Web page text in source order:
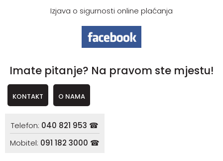
Izjava o sigurnosti online plaćanja
Imate pitanje? Na pravom ste mjestu!
KONTAKT O NAMA
Telefon: 040 821 953 ☎
Mobitel: 091 182 3000 ☎